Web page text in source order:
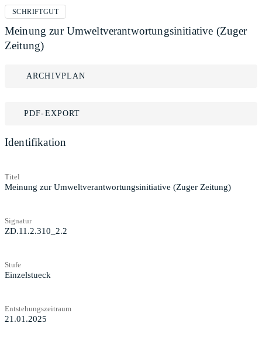
SCHRIFTGUT
Meinung zur Umweltverantwortungsinitiative (Zuger
Zeitung)
ARCHIVPLAN
PDF-EXPORT
Identifikation
Titel
Meinung zur Umweltverantwortungsinitiative (Zuger Zeitung)
Signatur
ZD.11.2.310_2.2
Stufe
Einzelstueck
Entstehungszeitraum
21.01.2025